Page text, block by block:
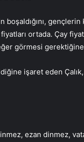
gençlerin
ortada. Çay
görmesi gerektiğine
işaret eden
ezan dinmez,